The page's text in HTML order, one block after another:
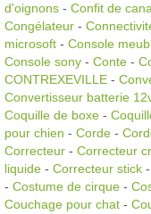
d'oignons - Confit de
Congélateur -
microsoft - Console
Console sony - Conte -
CONTREXEVILLE -
Convertisseur batterie
Coquille de boxe -
pour chien - Corde -
Correcteur - Correcteur
liquide - Correcteur stick -
- Costume de cirque -
Couchage pour chat -